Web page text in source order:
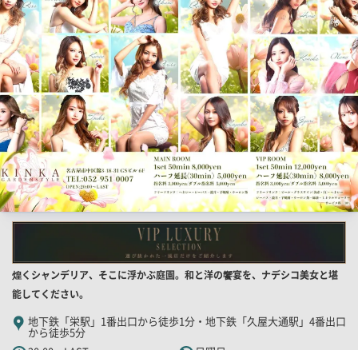
果
一
覧
用
画
像
店
舗
PR
キ
煌くシャンデリア、そこに浮かぶ庭園。和と洋の饗宴を、ナデシコ美女と堪
能してください。
地下鉄「栄駅」1番出口から徒歩1分・地下鉄「久屋大通駅」4番出口
から徒歩5分